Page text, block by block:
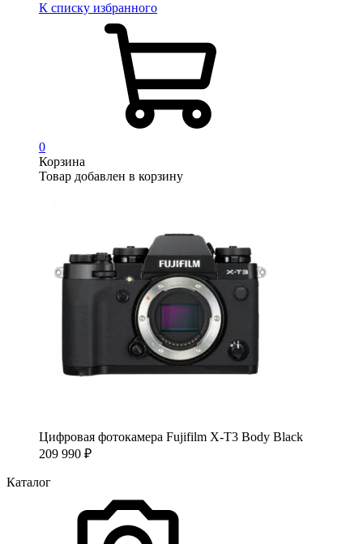
К списку избранного
0
Корзина
Товар добавлен в корзину
Цифровая фотокамера Fujifilm X-T3 Body Black
209 990 ₽
Каталог